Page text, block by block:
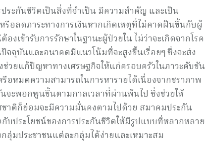
ระกันชีวิตเป็นสิ่งที่จำเป็น มีความสำคัญ และเป็น
รือลดภาระทางการเงินหากเกิดเหตุที่ไม่คาดฝันขึ้นกับผู้
เข้ารับการรักษาในฐานะผู้ป่วยใน ไม่ว่าจะเกิดจากโรค
จุบันและอนาคตมีแนวโน้มที่จะสูงขึ้นเรื่อยๆ ซึ่งจะส่ง
วยแก้ปัญหาทางเศรษฐกิจให้แก่ครอบครัวในภาวะคับขัน
หมดความสามารถในการหารายได้เนื่องจากชราภาพ
จะพอกพูนขึ้นตามกาลเวลาที่ผ่านพ้นไป ซึ่งช่วยให้
าติก็ย่อมจะมีความมั่นคงตามไปด้วย สมาคมประกัน
ประโยชน์ของการประกันชีวิตให้มีรูปแบบที่หลากหลาย
ลุ่มประชาชนแต่ละกลุ่มได้ง่ายและเหมาะสม